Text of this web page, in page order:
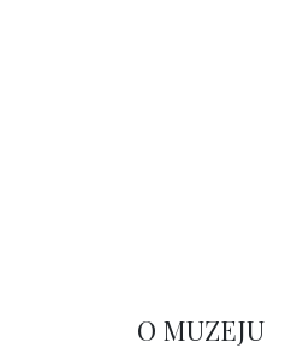
O MUZEJU